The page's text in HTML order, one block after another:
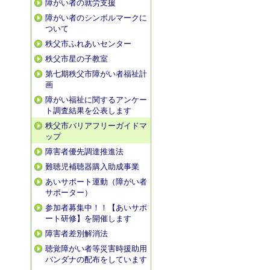
障がい者の就労支援
障がい者のシンボルマークに
ついて
秩父市ふれあいセンター
秩父市星の子教室
第七期秩父市障がい者福祉計
画
障がい福祉に関するアンケー
ト調査結果を公表します
秩父市バリアフリーガイドマ
ップ
障害者優先調達推進法
難聴児補聴器購入助成事業
あいサポート運動（障がい者
サポーター）
参加者募集中！！【あいサポ
ート研修】を開催します
障害者差別解消法
聴覚障がい者等災害時援助用
バンダナの配布をしています